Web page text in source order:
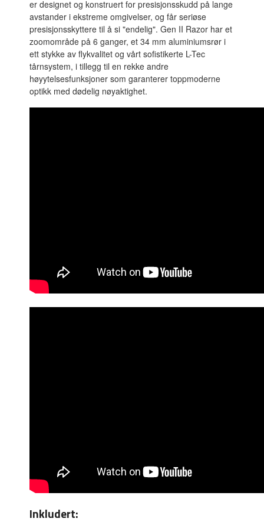
er designet og konstruert for presisjonsskudd på lange
avstander i ekstreme omgivelser, og får seriøse
presisjonsskyttere til å si "endelig". Gen II Razor har et
zoomområde på 6 ganger, et 34 mm aluminiumsrør i
ett stykke av flykvalitet og vårt sofistikerte L-Tec
tårnsystem, i tillegg til en rekke andre
høyytelsesfunksjoner som garanterer toppmoderne
optikk med dødelig nøyaktighet.
Inkludert: